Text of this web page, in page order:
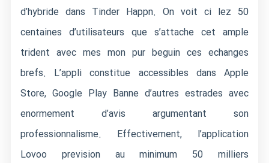
d’hybride dans Tinder Happn. On voit ci lez 50
centaines d’utilisateurs que s’attache cet ample
trident avec mes mon pur beguin ces echanges
brefs. L’appli constitue accessibles dans Apple
Store, Google Play Banne d’autres estrades avec
enormement d’avis argumentant son
professionnalisme. Effectivement, l’application
Lovoo prevision au minimum 50 milliers